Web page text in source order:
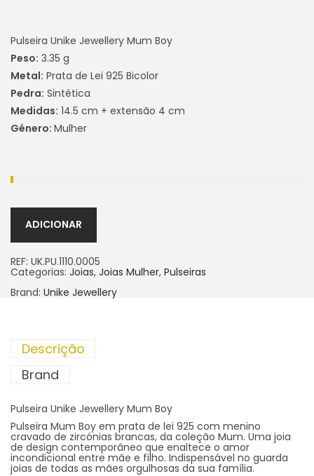
Pulseira Unike Jewellery Mum Boy
Peso: 3.35 g
Metal: Prata de Lei 925 Bicolor
Pedra: Sintética
Medidas: 14.5 cm + extensão 4 cm
Género: Mulher
ADICIONAR
REF: UK.PU.1110.0005
Categorias: Joias, Joias Mulher, Pulseiras
Brand: Unike Jewellery
Descrição
Brand
Pulseira Unike Jewellery Mum Boy
Pulseira Mum Boy em prata de lei 925 com menino
cravado de zircónias brancas, da coleção Mum. Uma joia
de design contemporâneo que enaltece o amor
incondicional entre mãe e filho. Indispensável no guarda
joias de todas as mães orgulhosas da sua família.